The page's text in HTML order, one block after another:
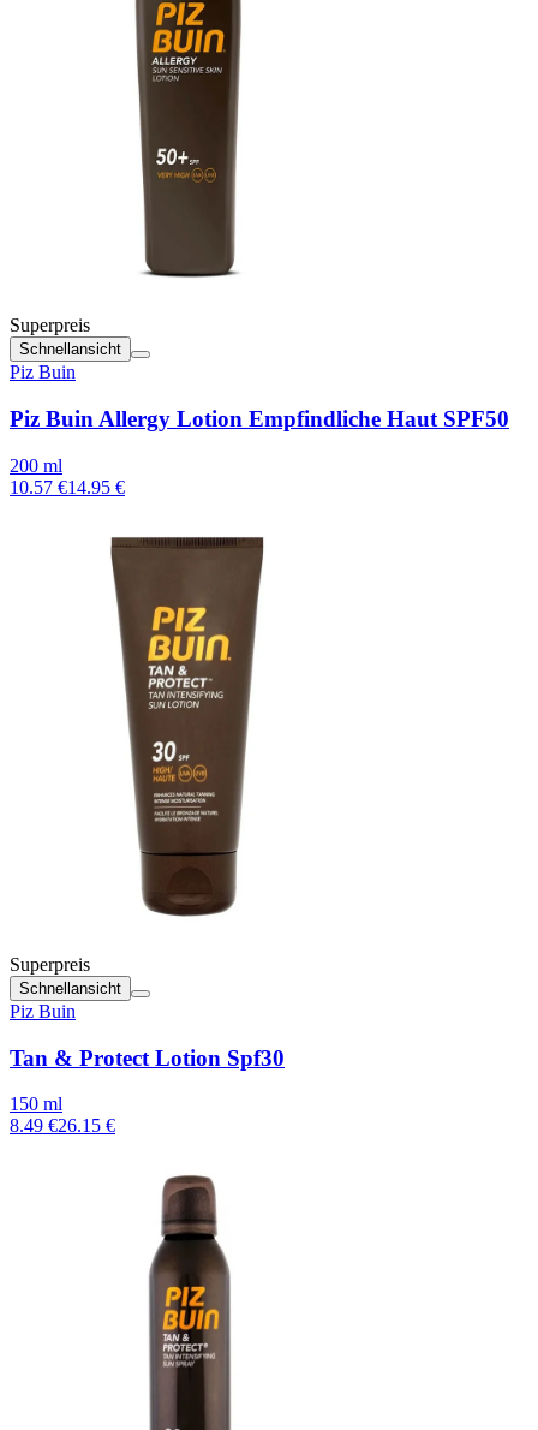
Superpreis
Schnellansicht
Piz Buin
Piz Buin Allergy Lotion Empfindliche Haut SPF50
200 ml
10.57 €14.95 €
Superpreis
Schnellansicht
Piz Buin
Tan & Protect Lotion Spf30
150 ml
8.49 €26.15 €